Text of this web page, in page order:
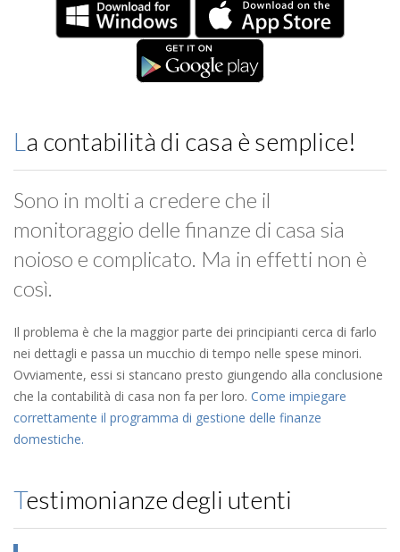
La contabilità di casa è semplice!
Sono in molti a credere che il
monitoraggio delle finanze di casa sia
noioso e complicato. Ma in effetti non è
così.
Il problema è che la maggior parte dei principianti cerca di farlo
nei dettagli e passa un mucchio di tempo nelle spese minori.
Ovviamente, essi si stancano presto giungendo alla conclusione
che la contabilità di casa non fa per loro. Come impiegare
correttamente il programma di gestione delle finanze
domestiche.
Testimonianze degli utenti